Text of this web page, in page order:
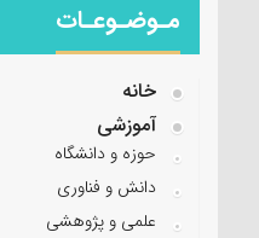
مـوضـوعـات
خانه
آموزشی
حوزه و دانشگاه
دانش و فناوری
علمی و پژوهشی